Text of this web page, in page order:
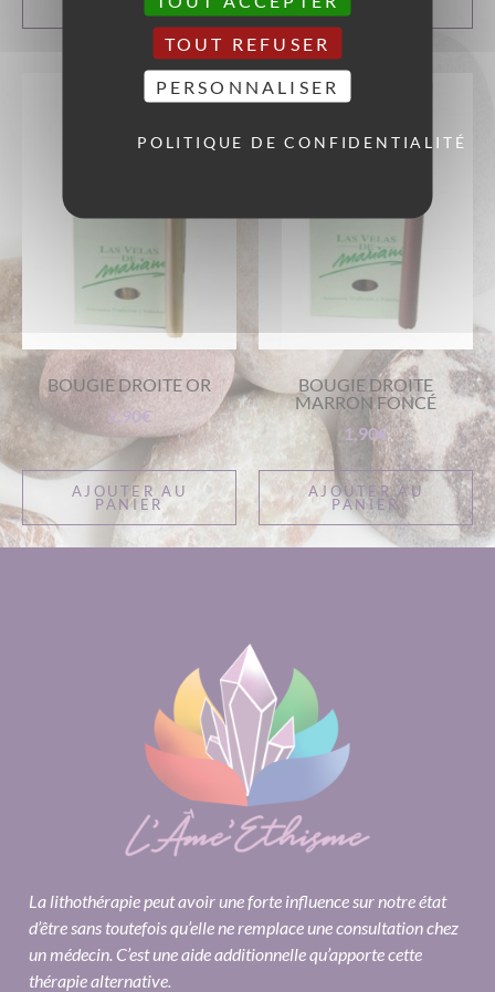
PANIER PANIER
BOUGIE DROITE OR
2,90 €
AJOUTER AU
PANIER
BOUGIE DROITE
MARRON FONCÉ
1,90€
AJOUTER AU
PANIER
La lithothérapie peut avoir une forte influence sur notre état
d’être sans toutefois qu’elle ne remplace une consultation chez
un médecin. C’est une aide additionnelle qu’apporte cette
thérapie alternative.
TOUT REFUSER
PERSONNALISER
POLITIQUE DE CONFIDENTIALITÉ